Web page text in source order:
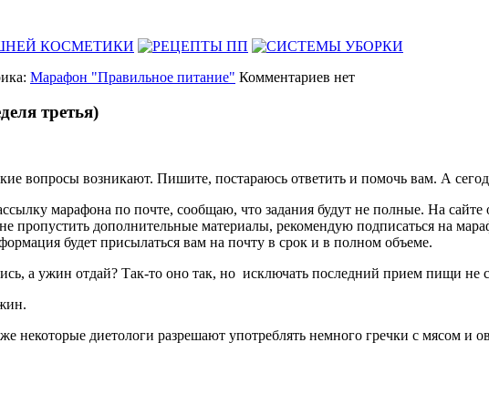
Марафон "Правильное питание" Комментариев нет
третья)
вопросы возникают. Пишите, постараюсь ответить и помочь вам. А
марафона по почте, сообщаю, что задания будут не полные. На
пропустить дополнительные материалы, рекомендую подписаться на
будет присылаться вам на почту в срок и в полном объеме.
а ужин отдай? Так-то оно так, но исключать последний прием пищи не
некоторые диетологи разрешают употреблять немного гречки с мясом и